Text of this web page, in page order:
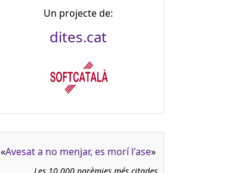
Un projecte de:
dites.cat
«Avesat a no menjar, es morí l'ase»